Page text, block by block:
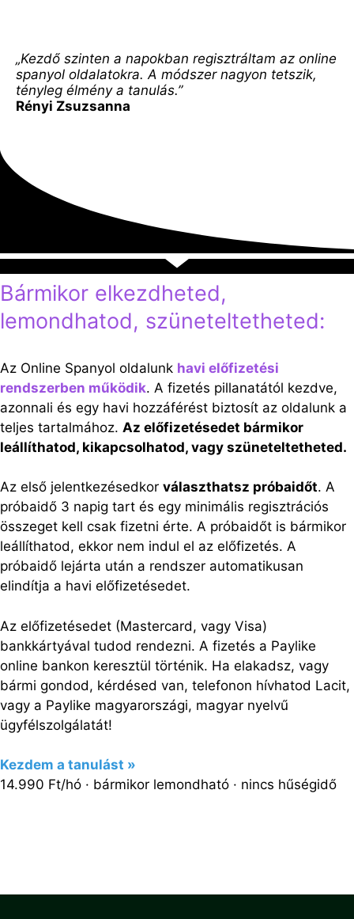
„Kezdő szinten a napokban regisztráltam az online
spanyol oldalatokra. A módszer nagyon tetszik,
tényleg élmény a tanulás.”
Rényi Zsuzsanna
Bármikor elkezdheted,
lemondhatod, szüneteltetheted:
Az Online Spanyol oldalunk havi előfizetési
rendszerben működik. A fizetés pillanatától kezdve,
azonnali és egy havi hozzáférést biztosít az oldalunk a
teljes tartalmához. Az előfizetésedet bármikor
leállíthatod, kikapcsolhatod, vagy szüneteltetheted.
Az első jelentkezésedkor választhatsz próbaidőt. A
próbaidő 3 napig tart és egy minimális regisztrációs
összeget kell csak fizetni érte. A próbaidőt is bármikor
leállíthatod, ekkor nem indul el az előfizetés. A
próbaidő lejárta után a rendszer automatikusan
elindítja a havi előfizetésedet.
Az előfizetésedet (Mastercard, vagy Visa)
bankkártyával tudod rendezni. A fizetés a Paylike
online bankon keresztül történik. Ha elakadsz, vagy
bármi gondod, kérdésed van, telefonon hívhatod Lacit,
vagy a Paylike magyarországi, magyar nyelvű
ügyfélszolgálatát!
Kezdem a tanulást »
14.990 Ft/hó · bármikor lemondható · nincs hűségidő